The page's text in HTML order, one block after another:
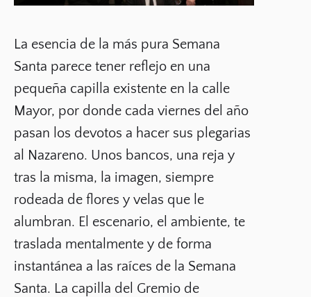
La esencia de la más pura Semana
Santa parece tener reflejo en una
pequeña capilla existente en la calle
Mayor, por donde cada viernes del año
pasan los devotos a hacer sus plegarias
al Nazareno. Unos bancos, una reja y
tras la misma, la imagen, siempre
rodeada de flores y velas que le
alumbran. El escenario, el ambiente, te
traslada mentalmente y de forma
instantánea a las raíces de la Semana
Santa. La capilla del Gremio de